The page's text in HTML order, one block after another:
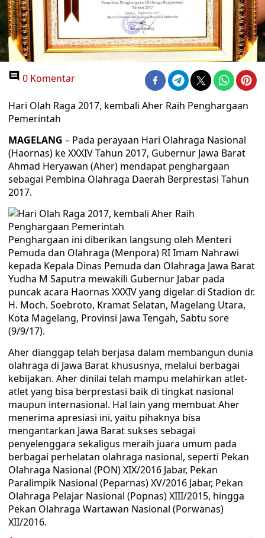
0 Komentar
Hari Olah Raga 2017, kembali Aher Raih Penghargaan
Pemerintah
MAGELANG – Pada perayaan Hari Olahraga Nasional
(Haornas) ke XXXIV Tahun 2017, Gubernur Jawa Barat
Ahmad Heryawan (Aher) mendapat penghargaan
sebagai Pembina Olahraga Daerah Berprestasi Tahun
2017.
Penghargaan ini diberikan langsung oleh Menteri
Pemuda dan Olahraga (Menpora) RI Imam Nahrawi
kepada Kepala Dinas Pemuda dan Olahraga Jawa Barat
Yudha M Saputra mewakili Gubernur Jabar pada
puncak acara Haornas XXXIV yang digelar di Stadion dr.
H. Moch. Soebroto, Kramat Selatan, Magelang Utara,
Kota Magelang, Provinsi Jawa Tengah, Sabtu sore
(9/9/17).
Aher dianggap telah berjasa dalam membangun dunia
olahraga di Jawa Barat khususnya, melalui berbagai
kebijakan. Aher dinilai telah mampu melahirkan atlet-
atlet yang bisa berprestasi baik di tingkat nasional
maupun internasional. Hal lain yang membuat Aher
menerima apresiasi ini, yaitu pihaknya bisa
mengantarkan Jawa Barat sukses sebagai
penyelenggara sekaligus meraih juara umum pada
berbagai perhelatan olahraga nasional, seperti Pekan
Olahraga Nasional (PON) XIX/2016 Jabar, Pekan
Paralimpik Nasional (Peparnas) XV/2016 Jabar, Pekan
Olahraga Pelajar Nasional (Popnas) XIII/2015, hingga
Pekan Olahraga Wartawan Nasional (Porwanas)
XII/2016.